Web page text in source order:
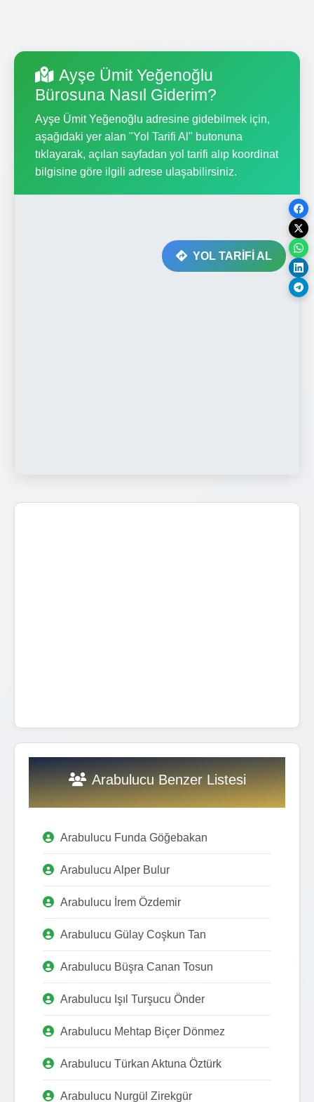
Ayşe Ümit Yeğenoğlu
Bürosuna Nasıl Giderim?
Ayşe Ümit Yeğenoğlu adresine gidebilmek için,
aşağıdaki yer alan "Yol Tarifi Al" butonuna
tıklayarak, açılan sayfadan yol tarifi alıp koordinat
bilgisine göre ilgili adrese ulaşabilirsiniz.
YOL TARİFİ AL
Arabulucu Benzer Listesi
Arabulucu Funda Göğebakan
Arabulucu Alper Bulur
Arabulucu İrem Özdemir
Arabulucu Gülay Coşkun Tan
Arabulucu Büşra Canan Tosun
Arabulucu Işıl Turşucu Önder
Arabulucu Mehtap Biçer Dönmez
Arabulucu Türkan Aktuna Öztürk
Arabulucu Nurgül Zirekgür